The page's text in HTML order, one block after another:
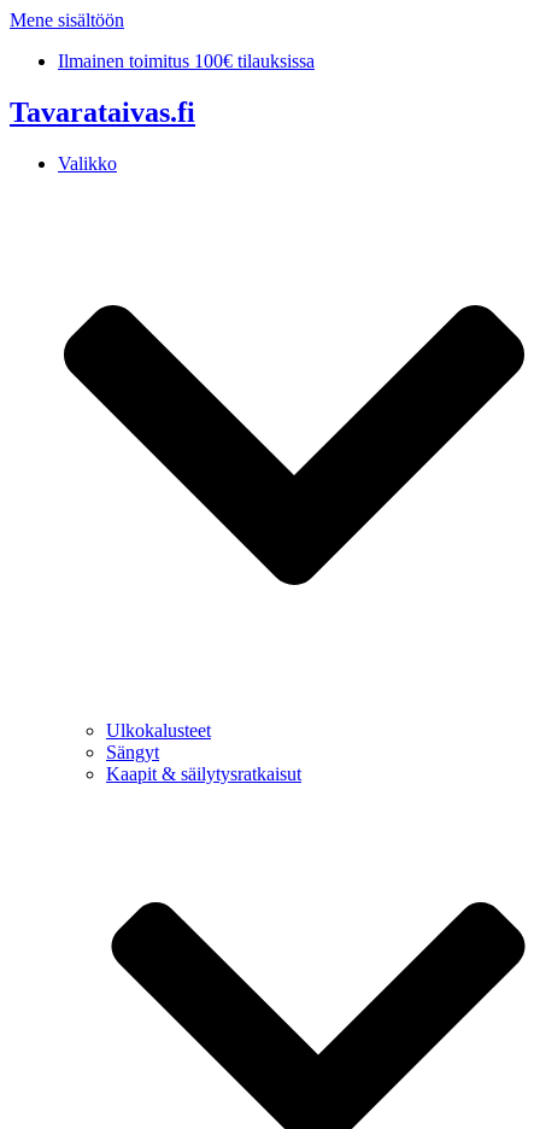
Mene sisältöön
Ilmainen toimitus 100€ tilauksissa
Tavarataivas.fi
Valikko
Ulkokalusteet
Sängyt
Kaapit & säilytysratkaisut